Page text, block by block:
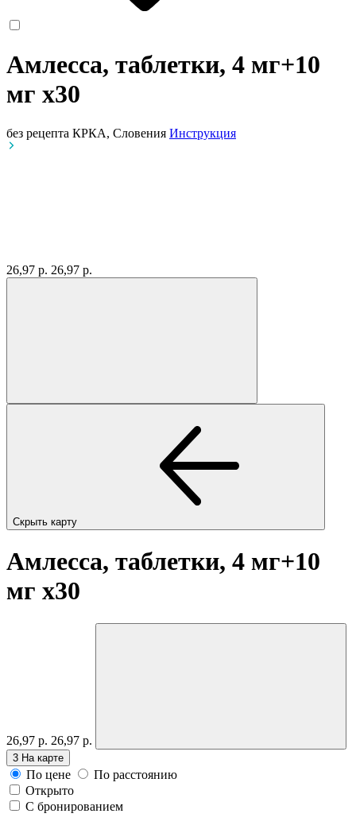
Амлесса, таблетки, 4 мг+10
мг x30
без рецепта КРКА, Словения Инструкция
26,97 р. 26,97 р.
Скрыть карту
Амлесса, таблетки, 4 мг+10
мг x30
26,97 р. 26,97 р.
3 На карте
По цене
По расстоянию
Открыто
С бронированием